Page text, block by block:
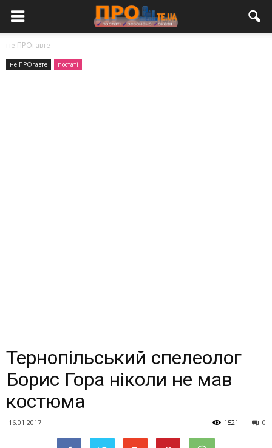
не ПРОгавте
не ПРОгавте постаті
Тернопільський спелеолог
Борис Гора ніколи не мав
костюма
16.01.2017 0
1521